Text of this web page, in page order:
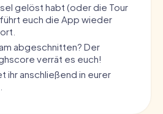
gelöst habt (oder die Tour
euch die App wieder
abgeschnitten? Der
verrät es euch!
ihr anschließend in eurer